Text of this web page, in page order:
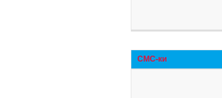
СМС-ки